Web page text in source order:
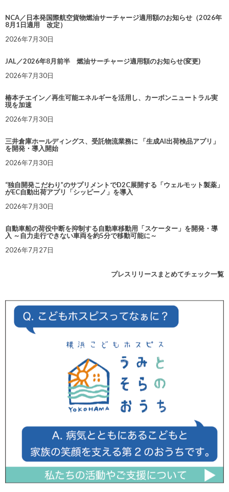
NCA／日本発国際航空貨物燃油サーチャージ適用額のお知らせ（2026年
8月1日適用 改定）
2026年7月30日
JAL／2026年8月前半 燃油サーチャージ適用額のお知らせ(変更)
2026年7月30日
椿本チエイン／再生可能エネルギーを活用し、カーボンニュートラル実
現を加速
2026年7月30日
三井倉庫ホールディングス、受託物流業務に 「生成AI出荷検品アプリ」
を開発・導入開始
2026年7月30日
“独自開発こだわり”のサプリメントでD2C展開する「ウェルモット製薬」
がEC自動出荷アプリ「シッピーノ」を導入
2026年7月30日
自動車船の荷役中断を抑制する自動車移動用「スケーター」を開発・導
入 ～自力走行できない車両を約5分で移動可能に～
2026年7月27日
プレスリリースまとめてチェック一覧